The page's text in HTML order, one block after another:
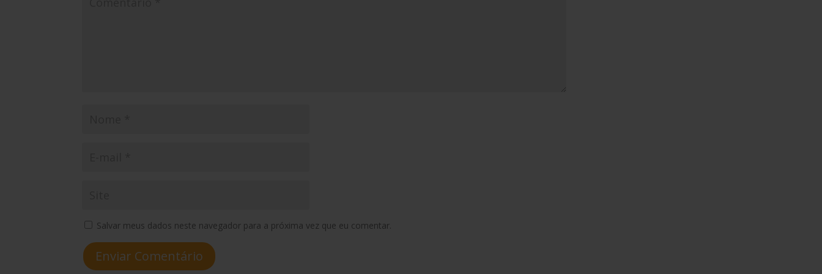
Salvar meus dados neste navegador para a próxima vez que eu comentar.
Enviar Comentário